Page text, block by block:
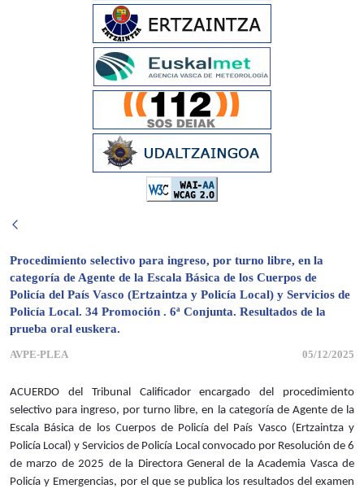
Procedimiento selectivo para ingreso, por turno libre, en la
categoría de Agente de la Escala Básica de los Cuerpos de
Policía del País Vasco (Ertzaintza y Policía Local) y Servicios de
Policía Local. 34 Promoción . 6ª Conjunta. Resultados de la
prueba oral euskera.
AVPE-PLEA 05/12/2025
ACUERDO del Tribunal Calificador encargado del procedimiento
selectivo para ingreso, por turno libre, en la categoría de Agente de la
Escala Básica de los Cuerpos de Policía del País Vasco (Ertzaintza y
Policía Local) y Servicios de Policía Local convocado por Resolución de 6
de marzo de 2025 de la Directora General de la Academia Vasca de
Policía y Emergencias, por el que se publica los resultados del examen